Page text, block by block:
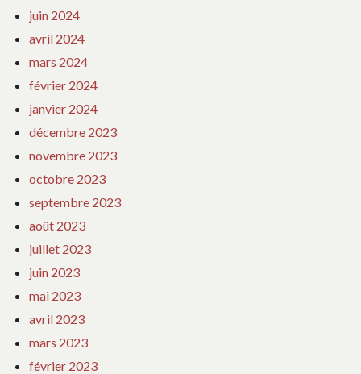
juin 2024
avril 2024
mars 2024
février 2024
janvier 2024
décembre 2023
novembre 2023
octobre 2023
septembre 2023
août 2023
juillet 2023
juin 2023
mai 2023
avril 2023
mars 2023
février 2023